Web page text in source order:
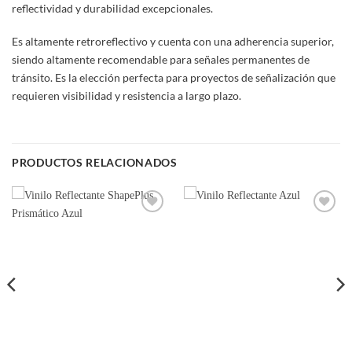
reflectividad y durabilidad excepcionales.
Es altamente retroreflectivo y cuenta con una adherencia superior,
siendo altamente recomendable para señales permanentes de
tránsito. Es la elección perfecta para proyectos de señalización que
requieren visibilidad y resistencia a largo plazo.
PRODUCTOS RELACIONADOS